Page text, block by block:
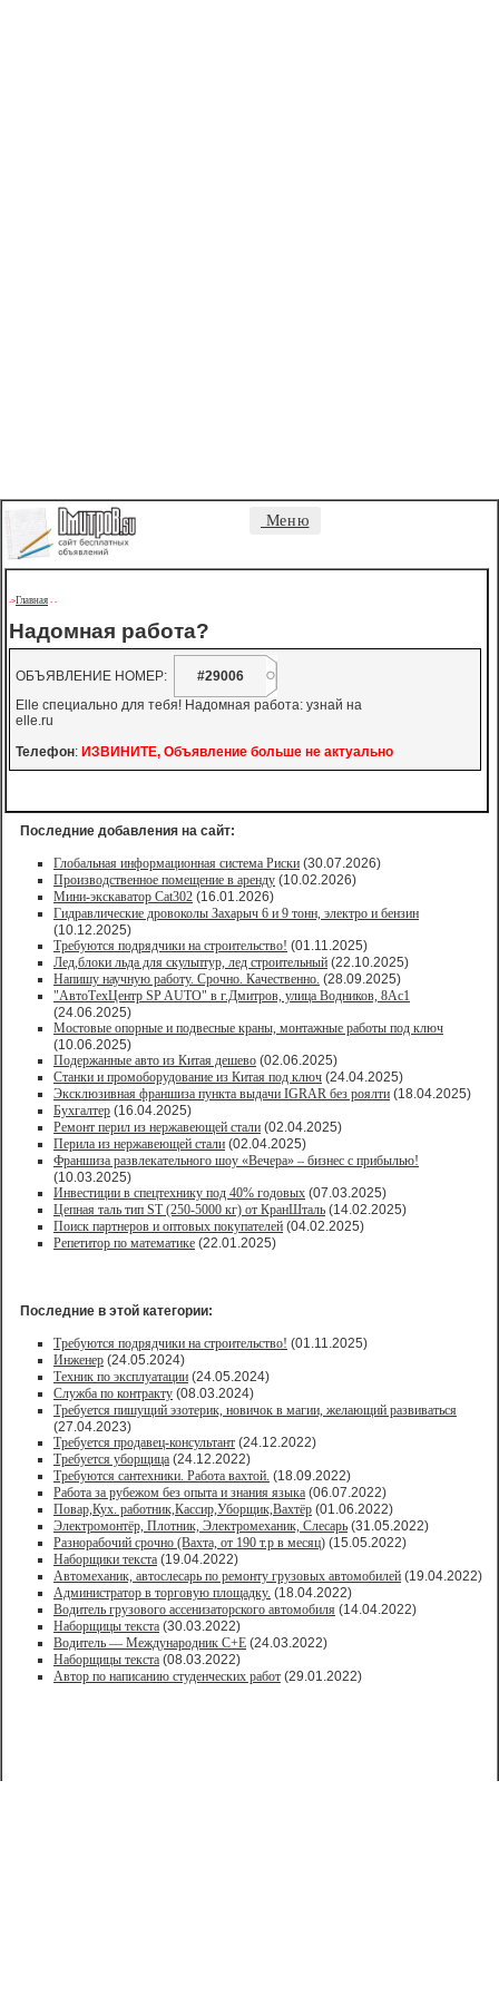
Меню
->Главная - -
Надомная работа?
ОБЪЯВЛЕНИЕ НОМЕР:
#29006
Еlle специально для тебя! Надомная работа: узнай на
elle.ru
Телефон: ИЗВИНИТЕ, Объявление больше не актуально
Последние добавления на сайт:
Глобальная информационная система Риски (30.07.2026)
Производственное помещение в аренду (10.02.2026)
Мини-экскаватор Cat302 (16.01.2026)
Гидравлические дровоколы Захарыч 6 и 9 тонн, электро и бензин
(10.12.2025)
Требуются подрядчики на строительство! (01.11.2025)
Лед,блоки льда для скульптур, лед строительный (22.10.2025)
Напишу научную работу. Срочно. Качественно. (28.09.2025)
"АвтоТехЦентр SP AUTO" в г.Дмитров, улица Водников, 8Ас1
(24.06.2025)
Мостовые опорные и подвесные краны, монтажные работы под ключ
(10.06.2025)
Подержанные авто из Китая дешево (02.06.2025)
Станки и промоборудование из Китая под ключ (24.04.2025)
Эксклюзивная франшиза пункта выдачи IGRAR без роялти (18.04.2025)
Бухгалтер (16.04.2025)
Ремонт перил из нержавеющей стали (02.04.2025)
Перила из нержавеющей стали (02.04.2025)
Франшиза развлекательного шоу «Вечера» – бизнес с прибылью!
(10.03.2025)
Инвестиции в спецтехнику под 40% годовых (07.03.2025)
Цепная таль тип ST (250-5000 кг) от КранШталь (14.02.2025)
Поиск партнеров и оптовых покупателей (04.02.2025)
Репетитор по математике (22.01.2025)
Последние в этой категории:
Требуются подрядчики на строительство! (01.11.2025)
Инженер (24.05.2024)
Техник по эксплуатации (24.05.2024)
Служба по контракту (08.03.2024)
Требуется пишущий эзотерик, новичок в магии, желающий развиваться
(27.04.2023)
Требуется продавец-консультант (24.12.2022)
Требуется уборщица (24.12.2022)
Требуются сантехники. Работа вахтой. (18.09.2022)
Работа за рубежом без опыта и знания языка (06.07.2022)
Повар,Кух. работник,Кассир,Уборщик,Вахтёр (01.06.2022)
Электромонтёр, Плотник, Электромеханик, Слесарь (31.05.2022)
Paзнoрабочий cрочно (Вахта, от 190 т.р в месяц) (15.05.2022)
Наборщики текста (19.04.2022)
Автомеханик, автослесарь по ремонту грузовых автомобилей (19.04.2022)
Администратор в торговую площадку. (18.04.2022)
Водитель грузового ассенизаторского автомобиля (14.04.2022)
Наборщицы текста (30.03.2022)
Водитель — Международник С+Е (24.03.2022)
Наборщицы текста (08.03.2022)
Автор по написанию студенческих работ (29.01.2022)